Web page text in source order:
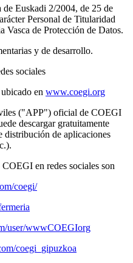
Euskadi 2/2004, de 25 de
Personal de Titularidad
Vasca de Protección de Datos.
y de desarrollo.
sociales
en www.coegi.org
("APP") oficial de COEGI
descargar gratuitamente
distribución de aplicaciones
en redes sociales son
coegi/
user/wwwCOEGIorg
coegi_gipuzkoa